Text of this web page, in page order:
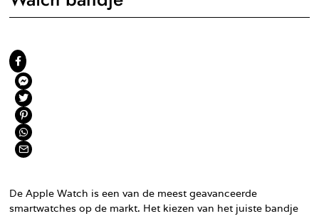
De Apple Watch is een van de meest geavanceerde
smartwatches op de markt. Het kiezen van het juiste bandje